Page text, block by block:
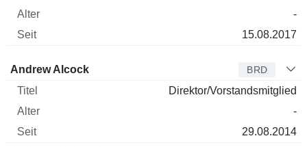
-
15.08.2017
Verwaltungsratsmitglied
Andrew Alcock BRD
Direktor/Vorstandsmitglied
-
29.08.2014